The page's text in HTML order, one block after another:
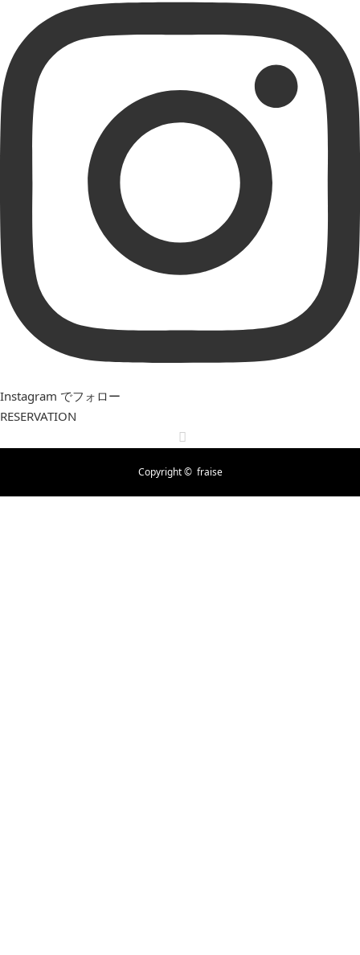
Instagram でフォロー
RESERVATION
Copyright © fraise